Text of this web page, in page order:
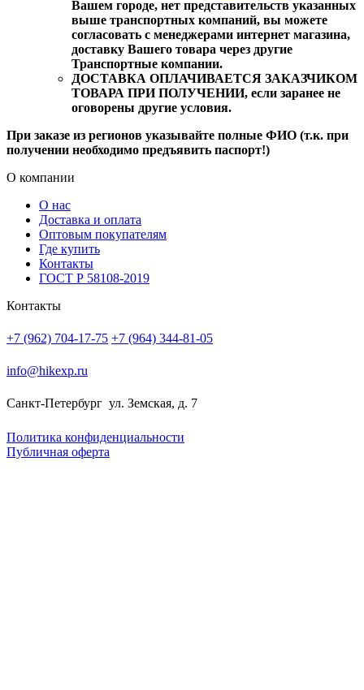
Вашем городе, нет представительств указанных
выше транспортных компаний, вы можете
согласовать с менеджерами интернет магазина,
доставку Вашего товара через другие
Транспортные компании.
ДОСТАВКА ОПЛАЧИВАЕТСЯ ЗАКАЗЧИКОМ
ТОВАРА ПРИ ПОЛУЧЕНИИ, если заранее не
оговорены другие условия.
При заказе из регионов указывайте полные ФИО (т.к. при
получении необходимо предъявить паспорт!)
О компании
О нас
Доставка и оплата
Оптовым покупателям
Где купить
Контакты
ГОСТ Р 58108-2019
Контакты
+7 (962) 704-17-75 +7 (964) 344-81-05
info@hikexp.ru
Санкт-Петербург ул. Земская, д. 7
Политика конфиденциальности
Публичная оферта